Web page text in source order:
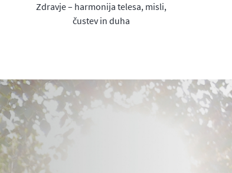
drugega. Vsekakor pa se lahko
Zdravje – harmonija telesa, misli,
čustev in duha